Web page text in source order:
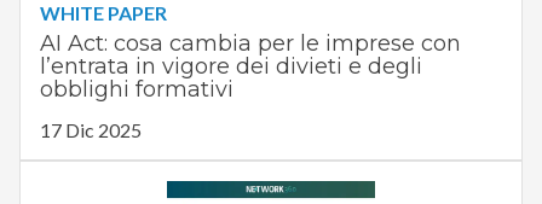
WHITE PAPER
AI Act: cosa cambia per le imprese con
l’entrata in vigore dei divieti e degli
obblighi formativi
17 Dic 2025